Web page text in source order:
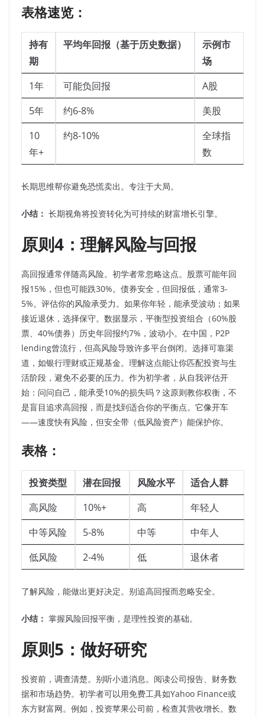
表格速览：
持有
期
平均年回报（基于历史数据）
示例市
场
1年
可能负回报
A股
5年
约6-8%
美股
10
年+
约8-10%
全球指
数
长期思维帮你避免恐慌卖出。专注于大局。
小结： 长期视角将投资转化为可持续的财富增长引擎。
原则4：理解风险与回报
高回报通常伴随高风险。初学者常忽略这点。股票可能年回
报15%，但也可能跌30%。债券安全，但回报低，通常3-
5%。评估你的风险承受力。如果你年轻，能承受波动；如果
接近退休，选择保守。数据显示，平衡型投资组合（60%股
票、40%债券）历史年回报约7%，波动小。在中国，P2P
lending曾流行，但高风险导致许多平台倒闭。选择可靠渠
道，如银行理财或正规基金。理解这点能让你匹配投资与生
活阶段，避免不必要的压力。作为初学者，从自我评估开
始：问问自己，能承受10%的损失吗？这原则教你权衡，不
是盲目追求高回报，而是找到适合你的平衡点。它像开车
——速度快有风险，但安全带（低风险资产）能保护你。
表格：
投资类型 潜在回报 风险水平
适合人群
高风险
10%+ 高
年轻人
中等风险
5-8% 中等
中年人
低风险
2-4% 低 退休者
了解风险，能做出更好决定。别追高回报而忽略安全。
小结： 掌握风险回报平衡，是理性投资的基础。
原则5：做好研究
投资前，调查清楚。别听小道消息。阅读公司报告、财务数
据和市场趋势。初学者可以用免费工具如Yahoo Finance或
东方财富网。例如，投资苹果公司前，检查其营收增长。数